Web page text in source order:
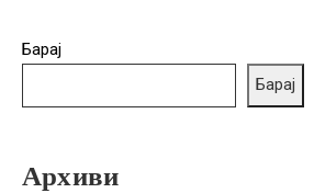
ЗА
ЈАВНИ
Барај
Барај
Архиви